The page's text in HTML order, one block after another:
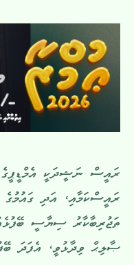
ރައީސް ނަޝީދަކީ އެމްޑީޕީގެ
ރައީސްކަމާއި، އަދި
ތަޖުރިބާކާރު ސިޔާސީ
ޞާލިޙް ވިދާޅުވީ، އެފަދަ